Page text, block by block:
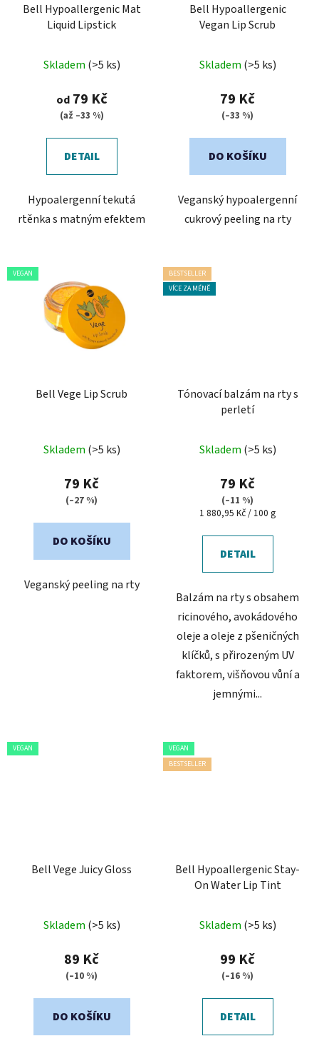
Bell Hypoallergenic Mat
Liquid Lipstick
Skladem (>5 ks)
od79 Kč
(až –33 %)
DETAIL
Hypoalergenní tekutá
rtěnka s matným efektem
Bell Hypoallergenic
Vegan Lip Scrub
hodnocení
produktu
je
z
Skladem (>5 ks)
79 Kč
(–33 %)
DO KOŠÍKU
Veganský hypoalergenní
cukrový peeling na rty
VEGAN
Bell Vege Lip Scrub
hodnocení
produktu
je
z
Skladem (>5 ks)
79 Kč
(–27 %)
DO KOŠÍKU
Veganský peeling na rty
BESTSELLER
VÍCE ZA MÉNĚ
Tónovací balzám na rty s
perletí
hodnocení
produktu
je
5,0
z
5
hvězdiček.
Skladem (>5 ks)
79 Kč
(–11 %)
Měrná
1 880,95 Kč / 100 g
DETAIL
Balzám na rty s obsahem
ricinového, avokádového
oleje a oleje z pšeničných
klíčků, s přirozeným UV
faktorem, višňovou vůní a
jemnými...
VEGAN
Bell Vege Juicy Gloss
Skladem (>5 ks)
89 Kč
(–10 %)
DO KOŠÍKU
VEGAN
BESTSELLER
Bell Hypoallergenic Stay-
On Water Lip Tint
hodnocení
produktu
je
z
Skladem (>5 ks)
99 Kč
(–16 %)
DETAIL